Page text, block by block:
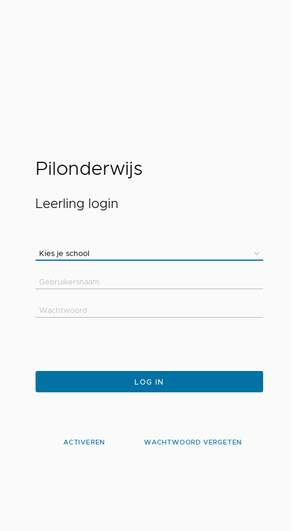
Pilonderwijs
Leerling login
School/Instelling
LOG IN
ACTIVEREN WACHTWOORD VERGETEN